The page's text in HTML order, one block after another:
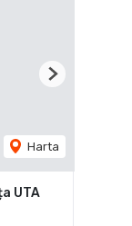
Harta
Next
UTA